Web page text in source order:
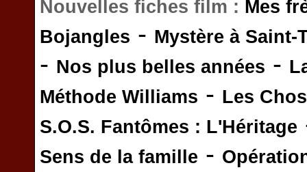
Nouvelles fiches film : Mes
Bojangles - Mystère à Saint-
- Nos plus belles années -
Méthode Williams - Les
S.O.S. Fantômes : L'Héritage
Sens de la famille -